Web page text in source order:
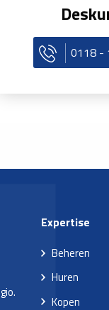
0118 -
Expertise
Beheren
Huren
Kopen